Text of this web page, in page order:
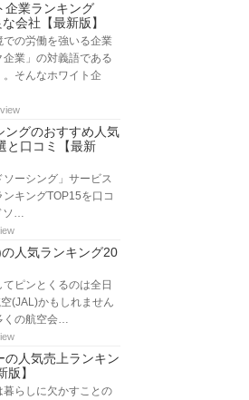
企業ランキング
会社【最新版】
の労働を強いる企業
業」の対義語である
。そんなホワイト企
ングのおすすめ人気
と口コミ【最新
ーシング」サービス
キングTOP15を口コ
ソ…
人気ランキング20
ピンとくるのは全日
(JAL)かもしれません
くの航空会…
の人気売上ランキン
】
らしに欠かすことの